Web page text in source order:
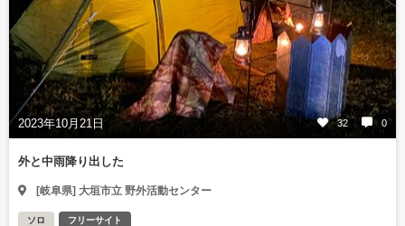
2023年10月21日 32 0
外と中雨降り出した
[岐阜県] 大垣市立 野外活動センター
ソロ フリーサイト